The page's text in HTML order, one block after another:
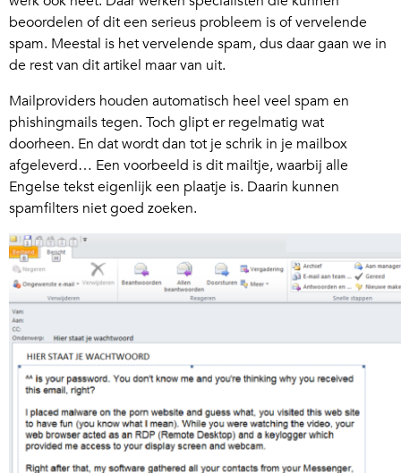
beoordelen of dit een serieus probleem is of vervelende
spam. Meestal is het vervelende spam, dus daar gaan we in
de rest van dit artikel maar van uit.
Mailproviders houden automatisch heel veel spam en
phishingmails tegen. Toch glipt er regelmatig wat
doorheen. En dat wordt dan tot je schrik in je mailbox
afgeleverd… Een voorbeeld is dit mailtje, waarbij alle
Engelse tekst eigenlijk een plaatje is. Daarin kunnen
spamfilters niet goed zoeken.